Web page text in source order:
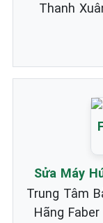
Thanh
Sửa Máy
Trung Tâm
Hãng